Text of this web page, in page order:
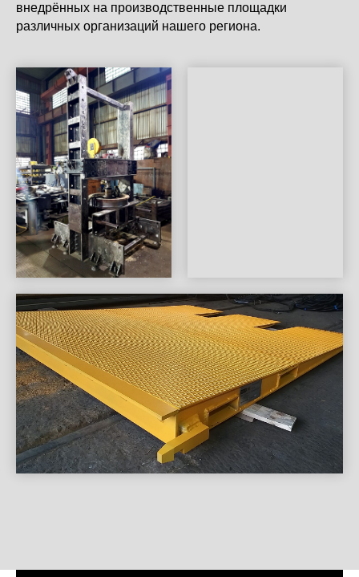
внедрённых на производственные площадки
различных организаций нашего региона.